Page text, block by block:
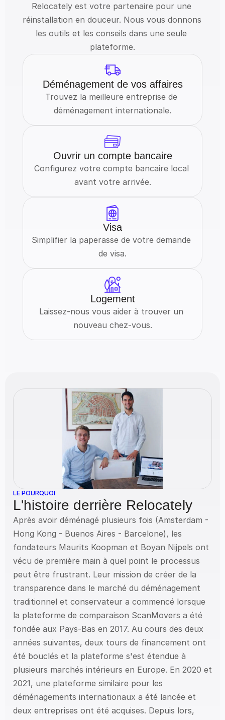
Relocately est votre partenaire pour une
réinstallation en douceur. Nous vous donnons
les outils et les conseils dans une seule
plateforme.
Déménagement de vos affaires
Trouvez la meilleure entreprise de
déménagement internationale.
Ouvrir un compte bancaire
Configurez votre compte bancaire local
avant votre arrivée.
Visa
Simplifier la paperasse de votre demande
de visa.
Logement
Laissez-nous vous aider à trouver un
nouveau chez-vous.
LE POURQUOI
L'histoire derrière Relocately
Après avoir déménagé plusieurs fois (Amsterdam -
Hong Kong - Buenos Aires - Barcelone), les
fondateurs Maurits Koopman et Boyan Nijpels ont
vécu de première main à quel point le processus
peut être frustrant. Leur mission de créer de la
transparence dans le marché du déménagement
traditionnel et conservateur a commencé lorsque
la plateforme de comparaison ScanMovers a été
fondée aux Pays-Bas en 2017. Au cours des deux
années suivantes, deux tours de financement ont
été bouclés et la plateforme s'est étendue à
plusieurs marchés intérieurs en Europe. En 2020 et
2021, une plateforme similaire pour les
déménagements internationaux a été lancée et
deux entreprises ont été acquises. Depuis lors,